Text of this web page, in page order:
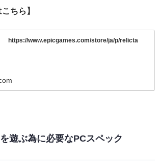
ちら】
https://www.epicgames.com/store/ja/p/relicta
を遊ぶ為に必要なPCスペック